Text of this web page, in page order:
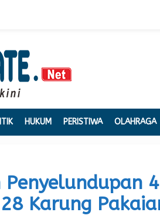
HUKUM PERISTIWA OLAHRAGA
Karung